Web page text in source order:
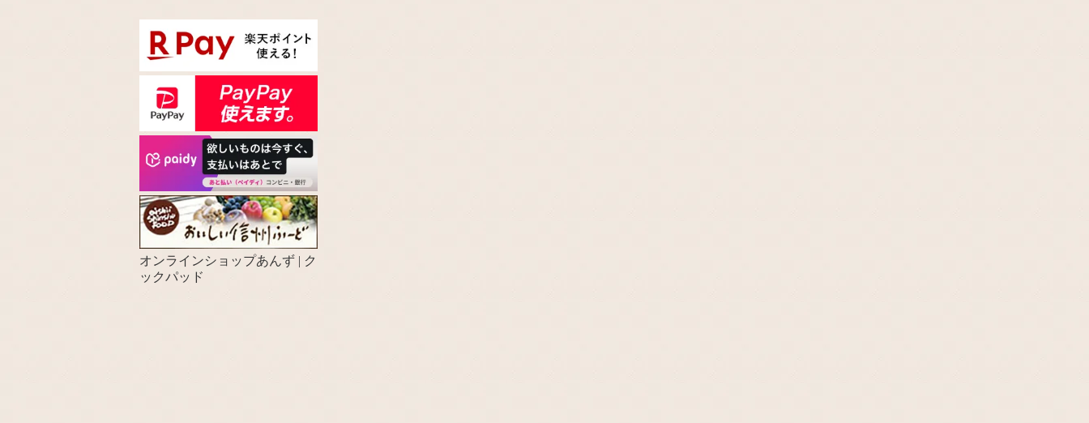
オンラインショップあんず | ク
ックパッド